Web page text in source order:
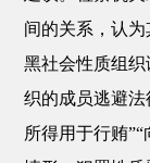
间的关系，认
黑社会性质组
织的成员逃避法
所得用于行贿